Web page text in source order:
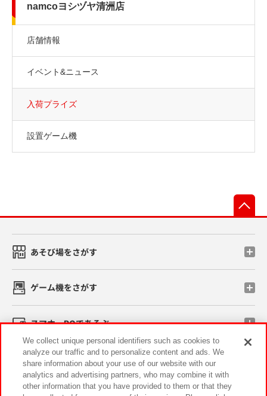
namcoヨシヅヤ清洲店
店舗情報
イベント&ニュース
入荷プライズ
設置ゲーム機
あそび場をさがす
ゲーム機をさがす
スマホ・PCであそぶ
イベント・キャンペーン
We collect unique personal identifiers such as cookies to
analyze our traffic and to personalize content and ads. We
share information about your use of our website with our
analytics and advertising partners, who may combine it with
other information that you have provided to them or that they